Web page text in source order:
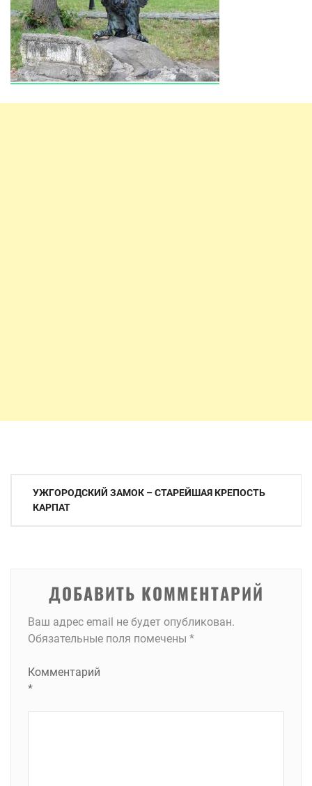
Навигация
УЖГОРОДСКИЙ ЗАМОК – СТАРЕЙШАЯ КРЕПОСТЬ
КАРПАТ
ДОБАВИТЬ КОММЕНТАРИЙ
Ваш адрес email не будет опубликован.
Обязательные поля помечены *
Комментарий
*